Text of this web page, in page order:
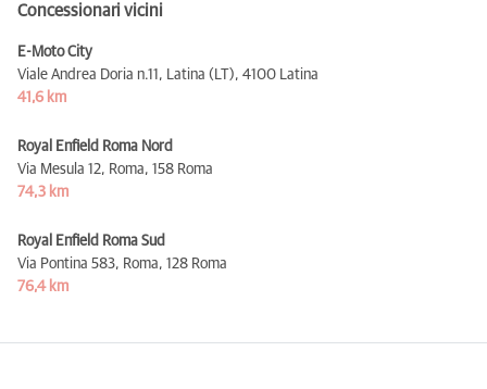
Concessionari vicini
E-Moto City
Viale Andrea Doria n.11, Latina (LT), 4100 Latina
41,6 km
Royal Enfield Roma Nord
Via Mesula 12, Roma, 158 Roma
74,3 km
Royal Enfield Roma Sud
Via Pontina 583, Roma, 128 Roma
76,4 km